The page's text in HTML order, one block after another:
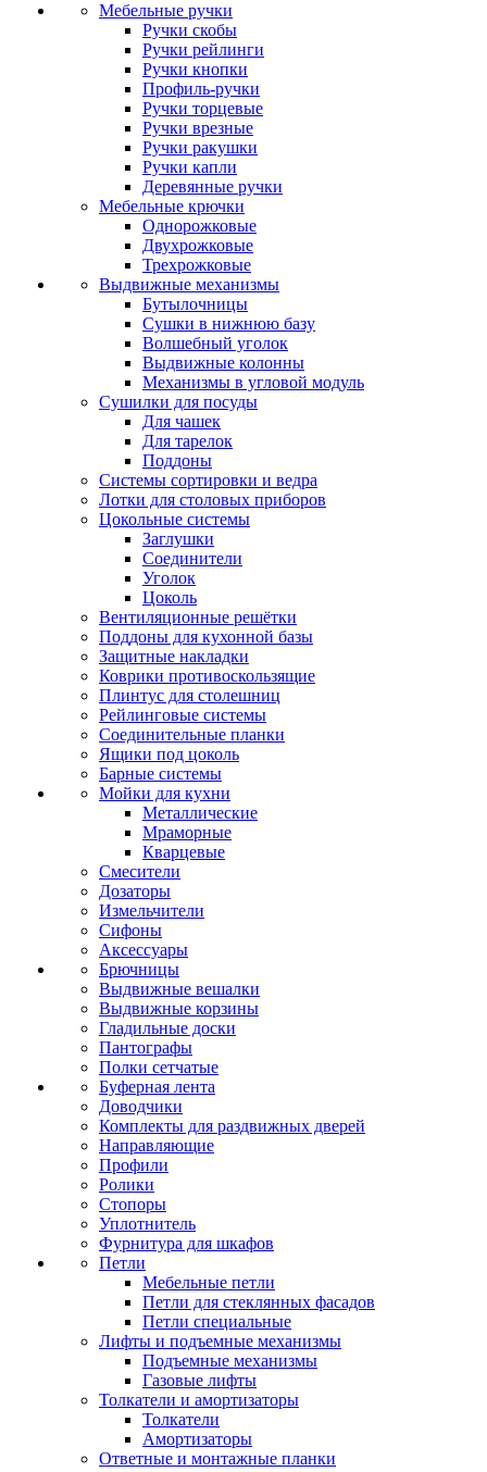
Мебельные ручки
Ручки скобы
Ручки рейлинги
Ручки кнопки
Профиль-ручки
Ручки торцевые
Ручки врезные
Ручки ракушки
Ручки капли
Деревянные ручки
Мебельные крючки
Однорожковые
Двухрожковые
Трехрожковые
Выдвижные механизмы
Бутылочницы
Сушки в нижнюю базу
Волшебный уголок
Выдвижные колонны
Механизмы в угловой модуль
Сушилки для посуды
Для чашек
Для тарелок
Поддоны
Системы сортировки и ведра
Лотки для столовых приборов
Цокольные системы
Заглушки
Соединители
Уголок
Цоколь
Вентиляционные решётки
Поддоны для кухонной базы
Защитные накладки
Коврики противоскользящие
Плинтус для столешниц
Рейлинговые системы
Соединительные планки
Ящики под цоколь
Барные системы
Мойки для кухни
Металлические
Мраморные
Кварцевые
Смесители
Дозаторы
Измельчители
Сифоны
Аксессуары
Брючницы
Выдвижные вешалки
Выдвижные корзины
Гладильные доски
Пантографы
Полки сетчатые
Буферная лента
Доводчики
Комплекты для раздвижных дверей
Направляющие
Профили
Ролики
Стопоры
Уплотнитель
Фурнитура для шкафов
Петли
Мебельные петли
Петли для стеклянных фасадов
Петли специальные
Лифты и подъемные механизмы
Подъемные механизмы
Газовые лифты
Толкатели и амортизаторы
Толкатели
Амортизаторы
Ответные и монтажные планки